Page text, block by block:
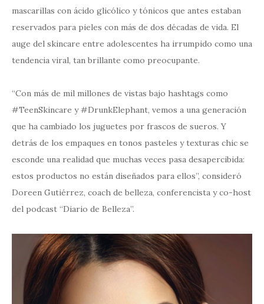
mascarillas con ácido glicólico y tónicos que antes estaban
reservados para pieles con más de dos décadas de vida. El
auge del skincare entre adolescentes ha irrumpido como una
tendencia viral, tan brillante como preocupante.
“Con más de mil millones de vistas bajo hashtags como
#TeenSkincare y #DrunkElephant, vemos a una generación
que ha cambiado los juguetes por frascos de sueros. Y
detrás de los empaques en tonos pasteles y texturas chic se
esconde una realidad que muchas veces pasa desapercibida:
estos productos no están diseñados para ellos”, consideró
Doreen Gutiérrez, coach de belleza, conferencista y co-host
del podcast “Diario de Belleza”.